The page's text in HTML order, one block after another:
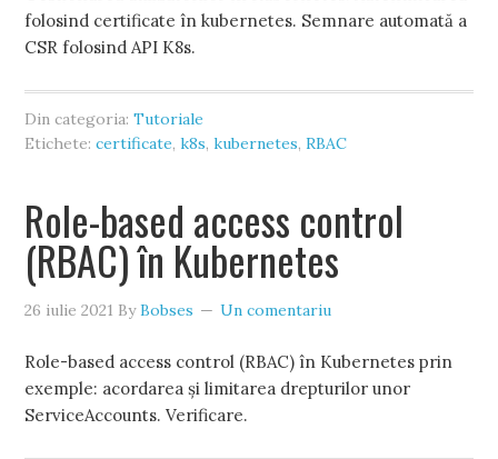
folosind certificate în kubernetes. Semnare automată a
CSR folosind API K8s.
Din categoria:Tutoriale
Etichete:certificate,k8s,kubernetes,RBAC
Role-based access control
(RBAC) în Kubernetes
26 iulie 2021 ByBobses Un comentariu
Role-based access control (RBAC) în Kubernetes prin
exemple: acordarea și limitarea drepturilor unor
ServiceAccounts. Verificare.